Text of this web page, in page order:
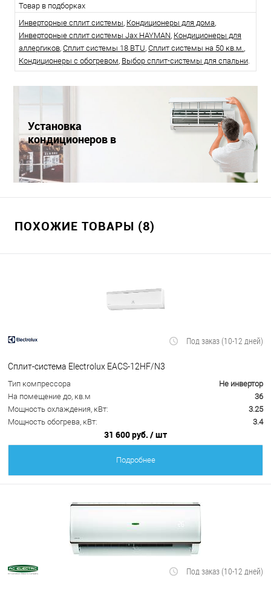
Товар в подборках
Инверторные сплит системы, Кондиционеры для дома,
Инверторные сплит системы Jax HAYMAN, Кондиционеры для
аллергиков, Сплит системы 18 BTU, Сплит системы на 50 кв.м.,
Кондиционеры с обогревом, Выбор сплит-системы для спальни.
Установка
кондиционеров в
Краснодаре
ПОХОЖИЕ ТОВАРЫ (8)
Под заказ (10-12 дней)
Сплит-система Electrolux EACS-12HF/N3
Тип компрессора
Не инвертор
На помещение до, кв.м
36
Мощность охлаждения, кВт:
3.25
Мощность обогрева, кВт:
3.4
31 600 руб. / шт
Подробнее
Под заказ (10-12 дней)